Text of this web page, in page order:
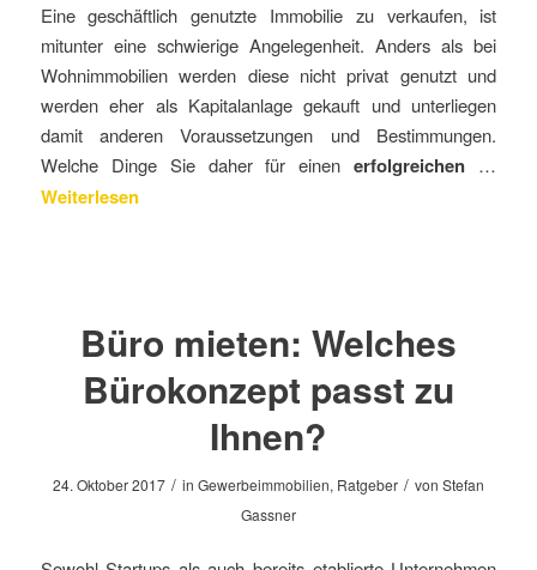
Eine geschäftlich genutzte Immobilie zu verkaufen, ist
mitunter eine schwierige Angelegenheit. Anders als bei
Wohnimmobilien werden diese nicht privat genutzt und
werden eher als Kapitalanlage gekauft und unterliegen
damit anderen Voraussetzungen und Bestimmungen.
Welche Dinge Sie daher für einenerfolgreichen …
Weiterlesen
Büro mieten: Welches
Bürokonzept passt zu
Ihnen?
24. Oktober 2017 / in Gewerbeimmobilien, Ratgeber / von Stefan
Gassner